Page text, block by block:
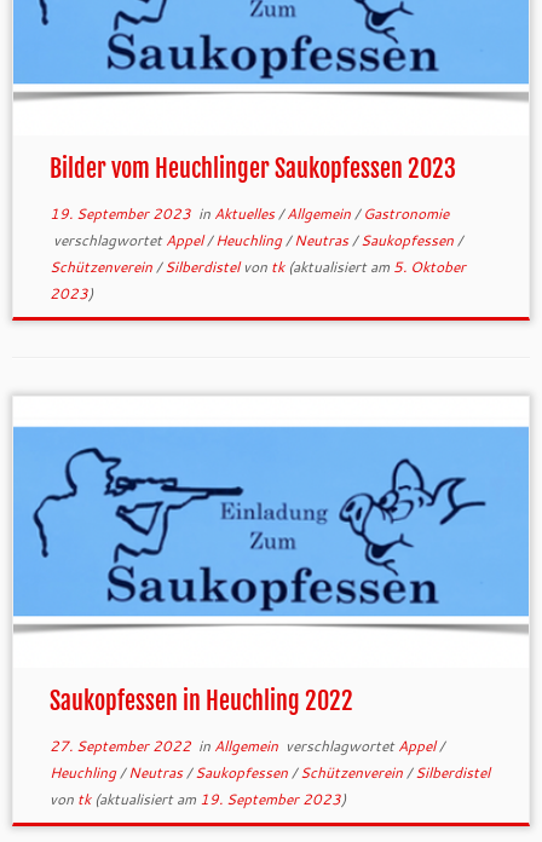
Bilder vom Heuchlinger Saukopfessen 2023
19. September 2023in Aktuelles/Allgemein/Gastronomie
verschlagwortetAppel/Heuchling/Neutras/Saukopfessen/
Schützenverein/Silberdistelvon tk(aktualisiert am 5. Oktober
2023)
Saukopfessen in Heuchling 2022
27. September 2022in Allgemein verschlagwortetAppel/
Heuchling/Neutras/Saukopfessen/Schützenverein/Silberdistel
von tk(aktualisiert am 19. September 2023)